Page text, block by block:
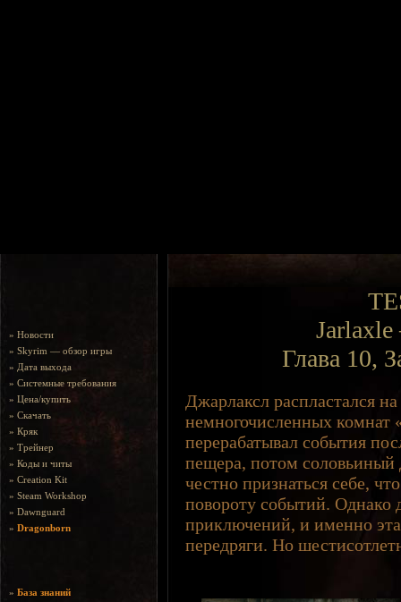
» Новости
» Skyrim — обзор игры
» Дата выхода
» Системные требования
» Цена/купить
» Скачать
» Кряк
» Трейнер
» Коды и читы
» Creation Kit
» Steam Workshop
» Dawnguard
» Dragonborn
» База знаний
Глава 10,
Джарлаксл распластался
немногочисленных комнат
перерабатывал события
пещера, потом соловьиный
честно признаться себе,
повороту событий. Однако
приключений, и именно
передряги. Но